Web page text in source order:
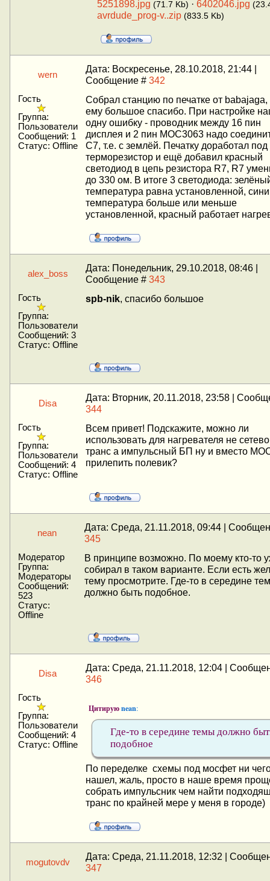
5251898.jpg (71.7 Kb) · 6402046.jpg
avrdude_prog-v..zip (833.5 Kb)
wern
Дата: Воскресенье, 28.10.2018, 21:44 |
Сообщение # 342
Гость
Группа:
Пользователи
Сообщений: 1
Статус: Offline
Собрал станцию по печатке от babajaga,
ему большое спасибо. При настройке
одну ошибку - проводник между 16 пин
дисплея и 2 пин MOC3063 надо
C7, т.е. с землёй. Печатку доработал под
терморезистор и ещё добавил красный
светодиод в цепь резистора R7, R7
до 330 ом. В итоге 3 светодиода:
температура равна установленной,
температура больше или меньше
установленной, красный работает
alex_boss
Дата: Понедельник, 29.10.2018, 08:46 |
Сообщение # 343
Гость
Группа:
Пользователи
Сообщений: 3
Статус: Offline
spb-nik, спасибо большое
Disa
Дата: Вторник, 20.11.2018, 23:58 |
344
Гость
Группа:
Пользователи
Сообщений: 4
Статус: Offline
Всем привет! Подскажите, можно ли
использовать для нагревателя не
транс а импульсный БП ну и вместо
прилепить полевик?
nean
Дата: Среда, 21.11.2018, 09:44 |
345
Модератор
Группа:
Модераторы
Сообщений:
523
Статус:
Offline
В принципе возможно. По моему кто-то
собирал в таком варианте. Если есть
тему просмотрите. Где-то в середине
должно быть подобное.
Disa
Дата: Среда, 21.11.2018, 12:04 |
346
Гость
Группа:
Пользователи
Сообщений: 4
Статус: Offline
Цитируюnean:
Где-то в середине темы должно
подобное
По переделке схемы под мосфет ни
нашел, жаль, просто в наше время
собрать импульсник чем найти
транс по крайней мере у меня в городе)
mogutovdv
Дата: Среда, 21.11.2018, 12:32 |
347